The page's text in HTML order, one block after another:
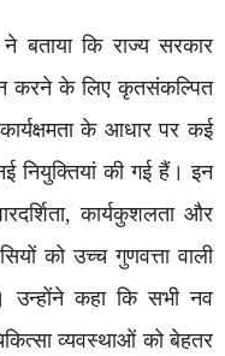
बताया कि राज्य सरकार
करने के लिए कृतसंकल्पित
के आधार पर कई
नियुक्तियां की गई हैं। इन
कार्यकुशलता और
को उच्च गुणवत्ता वाली
उन्होंने कहा कि सभी नव
व्यवस्थाओं को बेहतर